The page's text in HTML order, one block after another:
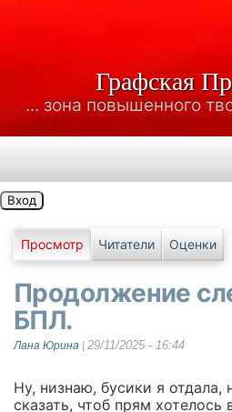
Графская
... зона повышенного
Вход
Главные вкладки
Просмотр Читатели Оценки
Продолжение
БПЛ.
Лана Юрина 29/11/2025 - 16:44
Ну, низнаю, бусики я отдала,
сказать, чтоб прям